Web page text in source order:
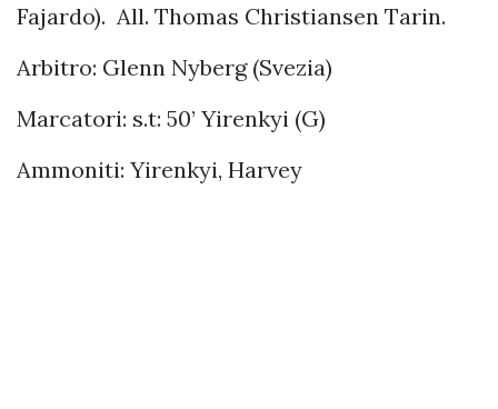
Fajardo). All. Thomas Christiansen Tarin.
Arbitro: Glenn Nyberg (Svezia)
Marcatori: s.t: 50’ Yirenkyi (G)
Ammoniti: Yirenkyi, Harvey